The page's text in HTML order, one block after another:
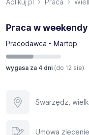
Aplikuj.pl Praca
Praca w
Pracodawca - Martop
wygasa za 4 dni (do 12 sie)
Swarzędz,
Umowa zlecenie